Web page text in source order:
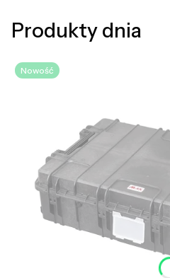
Produkty dnia
Nowość